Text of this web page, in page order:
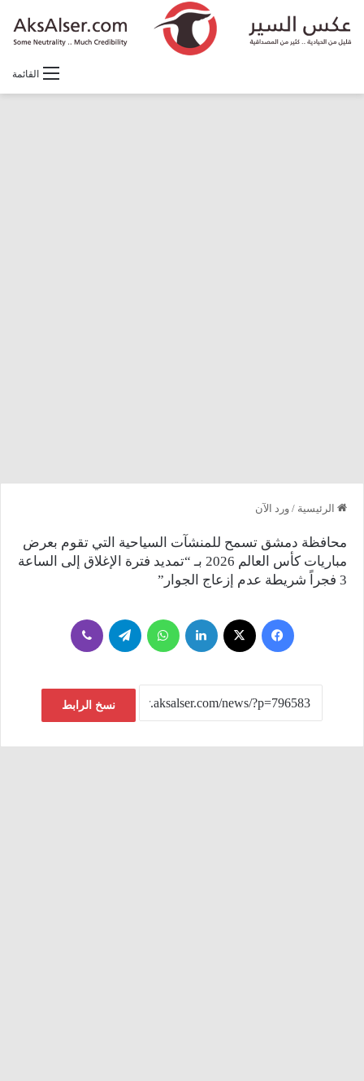
القائمة
الرئيسية / ورد الآن
محافظة دمشق تسمح للمنشآت السياحية التي تقوم بعرض
مباريات كأس العالم 2026 بـ “تمديد فترة الإغلاق إلى الساعة
3 فجراً شريطة عدم إزعاج الجوار”
فيسبوك لينكدإن واتساب تيلقرام
نسخ الرابط